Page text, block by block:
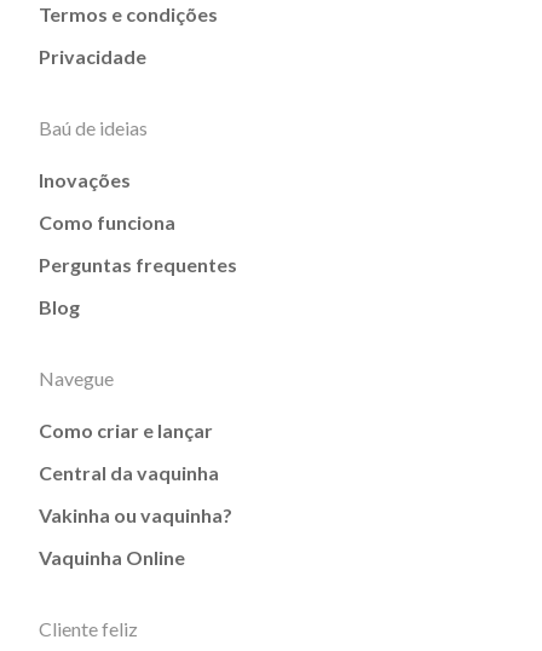
Termos e condições
Privacidade
Baú de ideias
Inovações
Como funciona
Perguntas frequentes
Blog
Navegue
Como criar e lançar
Central da vaquinha
Vakinha ou vaquinha?
Vaquinha Online
Cliente feliz